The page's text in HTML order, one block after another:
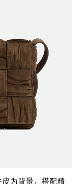
为背景，搭配精